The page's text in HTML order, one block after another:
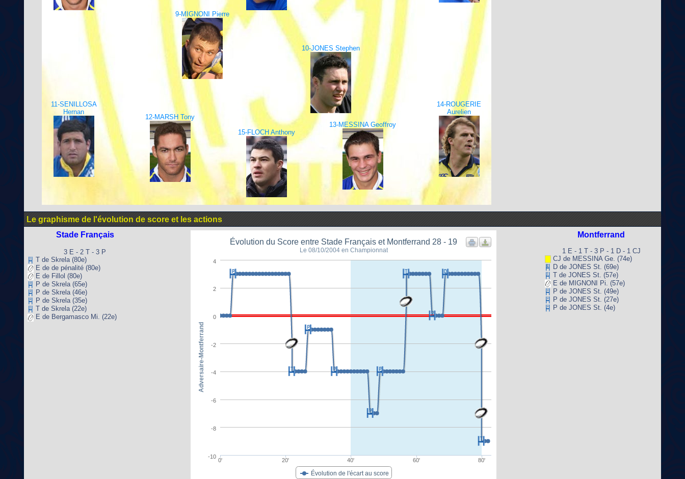
9-MIGNONI Pierre
10-JONES Stephen
11-SENILLOSA
Hernan
14-ROUGERIE
Aurelien
12-MARSH Tony
13-MESSINA Geoffroy
15-FLOCH Anthony
Le graphisme de l'évolution de score et les actions
Stade Français
3 E - 2 T - 3 P
T de Skrela (80e)
E de de pénalité (80e)
E de Fillol (80e)
P de Skrela (65e)
P de Skrela (46e)
P de Skrela (35e)
T de Skrela (22e)
E de Bergamasco Mi. (22e)
Évolution du Score entre Stade Français et Montferrand 28 - 19
Le 08/10/2004 en Championnat
Évolution de l'écart au score
0' 20' 40' 60' 80'
-10
-8
-6
-4
-2
0
2
4
Adversaire-Montferrand
Montferrand
1 E - 1 T - 3 P - 1 D - 1 CJ
CJ de MESSINA Ge. (74e)
D de JONES St. (69e)
T de JONES St. (57e)
E de MIGNONI Pi. (57e)
P de JONES St. (49e)
P de JONES St. (27e)
P de JONES St. (4e)